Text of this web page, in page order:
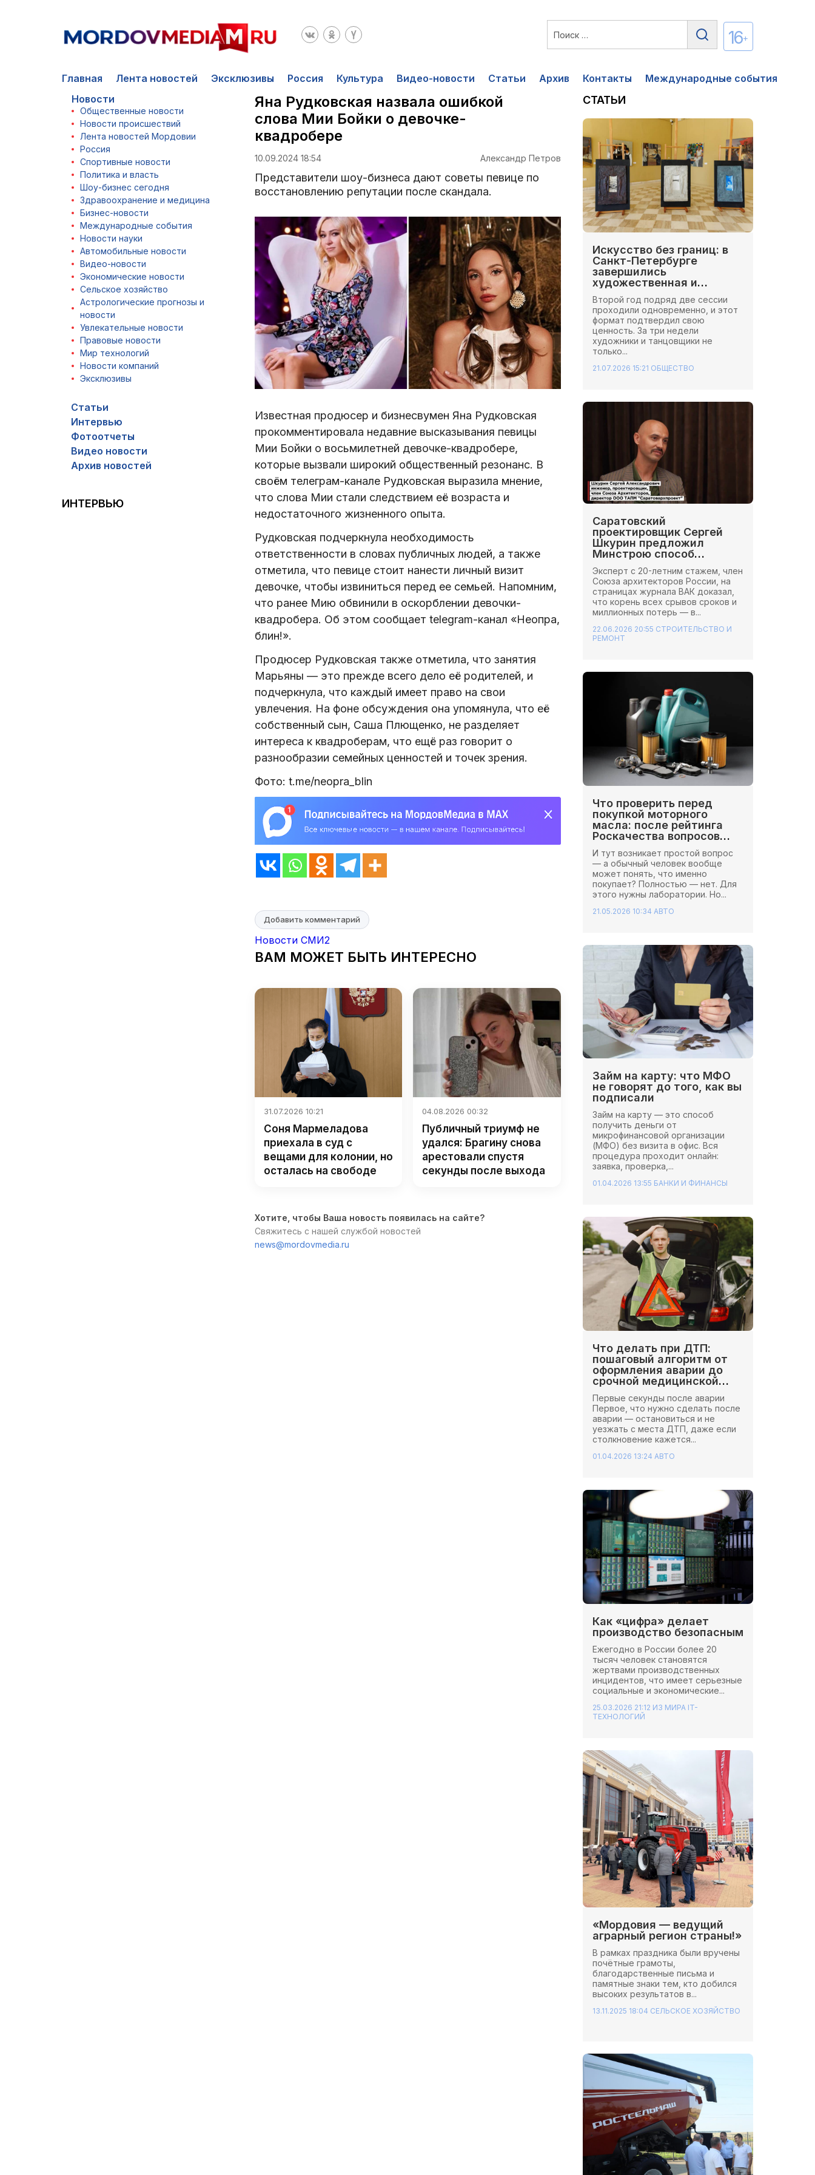
16+
Главная Лента новостей Эксклюзивы Россия Культура Видео-новости Статьи Архив Контакты
Международные события
Новости
Общественные новости
Новости происшествий
Лента новостей Мордовии
Россия
Спортивные новости
Политика и власть
Шоу-бизнес сегодня
Здравоохранение и медицина
Бизнес-новости
Международные события
Новости науки
Автомобильные новости
Видео-новости
Экономические новости
Сельское хозяйство
Астрологические прогнозы и
новости
Увлекательные новости
Правовые новости
Мир технологий
Новости компаний
Эксклюзивы
Статьи
Интервью
Фотоотчеты
Видео новости
Архив новостей
ИНТЕРВЬЮ
Яна Рудковская назвала ошибкой
слова Мии Бойки о девочке-
квадробере
10.09.2024 18:54 Александр Петров
Представители шоу-бизнеса дают советы певице по
восстановлению репутации после скандала.
Известная продюсер и бизнесвумен Яна Рудковская
прокомментировала недавние высказывания певицы
Мии Бойки о восьмилетней девочке-квадробере,
которые вызвали широкий общественный резонанс. В
своём телеграм-канале Рудковская выразила мнение,
что слова Мии стали следствием её возраста и
недостаточного жизненного опыта.
Рудковская подчеркнула необходимость
ответственности в словах публичных людей, а также
отметила, что певице стоит нанести личный визит
девочке, чтобы извиниться перед ее семьей. Напомним,
что ранее Мию обвинили в оскорблении девочки-
квадробера. Об этом сообщает telegram-канал «Неопра,
блин!».
Продюсер Рудковская также отметила, что занятия
Марьяны — это прежде всего дело её родителей, и
подчеркнула, что каждый имеет право на свои
увлечения. На фоне обсуждения она упомянула, что её
собственный сын, Саша Плющенко, не разделяет
интереса к квадроберам, что ещё раз говорит о
разнообразии семейных ценностей и точек зрения.
Фото: t.me/neopra_blin
Добавить комментарий
Новости СМИ2
ВАМ МОЖЕТ БЫТЬ ИНТЕРЕСНО
31.07.2026 10:21
Соня Мармеладова
приехала в суд с
вещами для колонии, но
осталась на свободе
04.08.2026 00:32
Публичный триумф не
удался: Брагину снова
арестовали спустя
секунды после выхода
Хотите, чтобы Ваша новость появилась на сайте?
Свяжитесь с нашей службой новостей
news@mordovmedia.ru
СТАТЬИ
Искусство без границ: в
Санкт-Петербурге
завершились
художественная и
хореографическая сессии
Школы Иннопрактики.
Второй год подряд две сессии
проходили одновременно, и этот
формат подтвердил свою
ценность. За три недели
художники и танцовщики не
только...
21.07.2026 15:21 ОБЩЕСТВО
Саратовский
проектировщик Сергей
Шкурин предложил
Минстрою способ
сэкономить миллионы на
стройках
Эксперт с 20-летним стажем, член
Союза архитекторов России, на
страницах журнала ВАК доказал,
что корень всех срывов сроков и
миллионных потерь — в...
22.06.2026 20:55 СТРОИТЕЛЬСТВО И
РЕМОНТ
Что проверить перед
покупкой моторного
масла: после рейтинга
Роскачества вопросов
стало больше
И тут возникает простой вопрос
— а обычный человек вообще
может понять, что именно
покупает? Полностью — нет. Для
этого нужны лаборатории. Но...
21.05.2026 10:34 АВТО
Займ на карту: что МФО
не говорят до того, как вы
подписали
Займ на карту — это способ
получить деньги от
микрофинансовой организации
(МФО) без визита в офис. Вся
процедура проходит онлайн:
заявка, проверка,...
01.04.2026 13:55 БАНКИ И ФИНАНСЫ
Что делать при ДТП:
пошаговый алгоритм от
оформления аварии до
срочной медицинской
помощи
Первые секунды после аварии
Первое, что нужно сделать после
аварии — остановиться и не
уезжать с места ДТП, даже если
столкновение кажется...
01.04.2026 13:24 АВТО
Как «цифра» делает
производство безопасным
Ежегодно в России более 20
тысяч человек становятся
жертвами производственных
инцидентов, что имеет серьезные
социальные и экономические...
25.03.2026 21:12 ИЗ МИРА IT-
ТЕХНОЛОГИЙ
«Мордовия — ведущий
аграрный регион страны!»
В рамках праздника были вручены
почётные грамоты,
благодарственные письма и
памятные знаки тем, кто добился
высоких результатов в...
13.11.2025 18:04 СЕЛЬСКОЕ ХОЗЯЙСТВО